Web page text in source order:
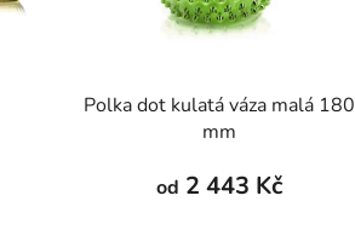
Polka dot kulatá váza malá 180
mm
od 2 443 Kč